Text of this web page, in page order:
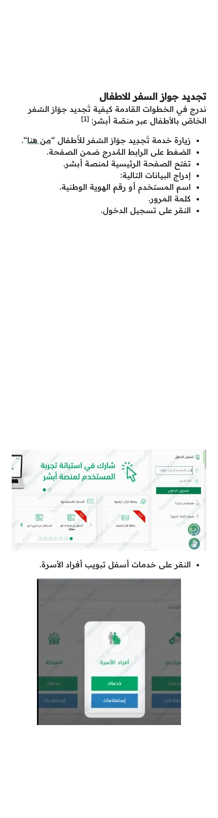
تجديد جواز السفر للاطفال
ندرج في الخطوات القادمة كيفية تَجديد جوَاز السّفر
الخاصّ بالأطفال عبر منصّة أبشر: [1]
زيارة خدمة تَجدِيد جوَاز السّفر للأَطفال “من هنا“.
الضغط على الرابط المُدرج ضمن الصفحة.
تفتح الصفحة الرئيسية لمنصة أبشر.
إدراج البيانات التالية:
اسم المستخدم أو رقم الهوية الوطنية.
كلمة المرور.
النقر على تسجيل الدخول.
النقر على خدمات أسفل تبويب أفراد الأسرة.